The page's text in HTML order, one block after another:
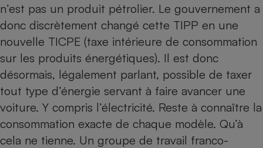
n’est pas un produit pétrolier. Le gouvernement a
donc discrètement changé cette TIPP en une
nouvelle TICPE (taxe intérieure de consommation
sur les produits énergétiques). Il est donc
désormais, légalement parlant, possible de taxer
tout type d’énergie servant à faire avancer une
voiture. Y compris l’électricité. Reste à connaître la
consommation exacte de chaque modèle. Qu’à
cela ne tienne. Un groupe de travail franco-
Cafetière à expressos